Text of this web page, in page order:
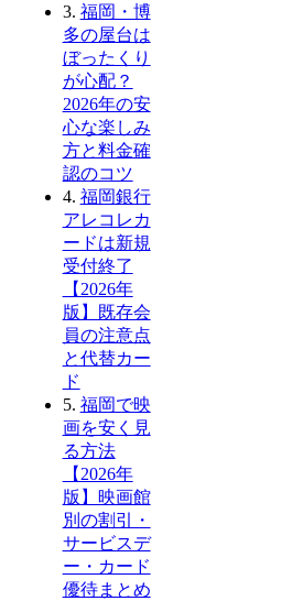
3. 福岡・博
多の屋台は
ぼったくり
が心配？
2026年の安
心な楽しみ
方と料金確
認のコツ
4. 福岡銀行
アレコレカ
ードは新規
受付終了
【2026年
版】既存会
員の注意点
と代替カー
ド
5. 福岡で映
画を安く見
る方法
【2026年
版】映画館
別の割引・
サービスデ
ー・カード
優待まとめ